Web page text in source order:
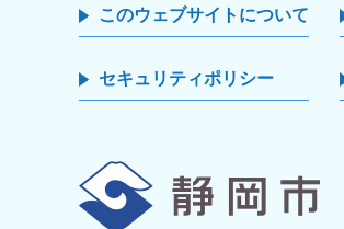
このウェブサイトについて
セキュリティポリシー